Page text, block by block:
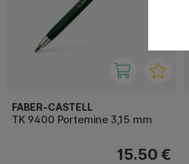
FABER-CASTELL
TK 9400 Portemine 3,15 mm
15.50 €